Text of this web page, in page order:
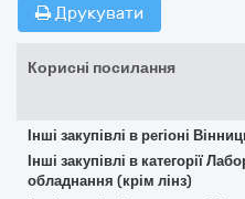
Друкувати
Корисні посилання
Інші закупівлі в регіоні
Інші закупівлі в категорії
обладнання (крім лінз)